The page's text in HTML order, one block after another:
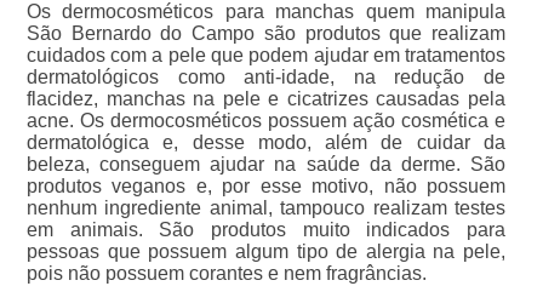
Os dermocosméticos para manchas quem manipula
São Bernardo do Campo são produtos que realizam
cuidados com a pele que podem ajudar em tratamentos
dermatológicos como anti-idade, na redução de
flacidez, manchas na pele e cicatrizes causadas pela
acne. Os dermocosméticos possuem ação cosmética e
dermatológica e, desse modo, além de cuidar da
beleza, conseguem ajudar na saúde da derme. São
produtos veganos e, por esse motivo, não possuem
nenhum ingrediente animal, tampouco realizam testes
em animais. São produtos muito indicados para
pessoas que possuem algum tipo de alergia na pele,
pois não possuem corantes e nem fragrâncias.